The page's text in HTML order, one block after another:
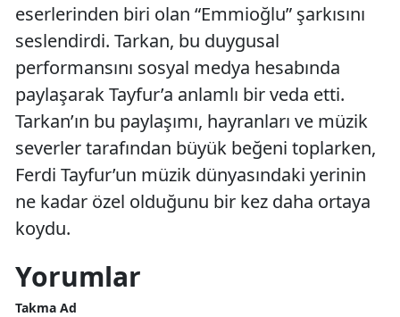
eserlerinden biri olan “Emmioğlu” şarkısını
seslendirdi. Tarkan, bu duygusal
performansını sosyal medya hesabında
paylaşarak Tayfur’a anlamlı bir veda etti.
Tarkan’ın bu paylaşımı, hayranları ve müzik
severler tarafından büyük beğeni toplarken,
Ferdi Tayfur’un müzik dünyasındaki yerinin
ne kadar özel olduğunu bir kez daha ortaya
koydu.
Yorumlar
Takma Ad